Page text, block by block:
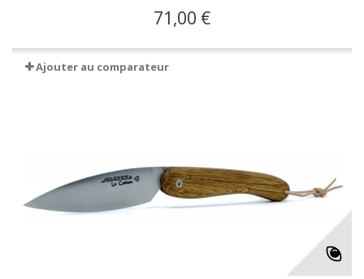
71,00 €
Ajouter au comparateur